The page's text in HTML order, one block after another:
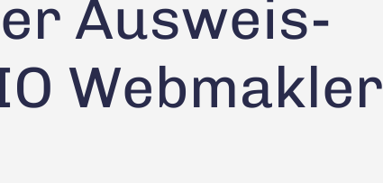
Ausweis-
Webmakler